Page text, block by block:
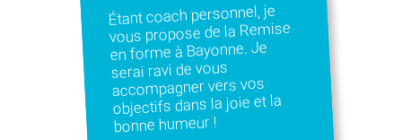
Étant coach personnel, je
vous propose de la Remise
en forme à Bayonne. Je
serai ravi de vous
accompagner vers vos
objectifs dans la joie et la
bonne humeur !